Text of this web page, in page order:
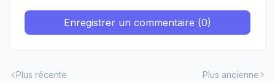
Enregistrer un commentaire (0)
Plus récente Plus ancienne